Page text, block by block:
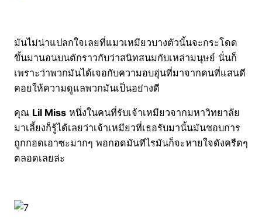
มันไม่น่าแปลกใจเลยที่แมวเหมียวบางตัวนั้นจะกระโดด
ขึ้นมานอนบนตักราวกับว่าสนิทสนมกับเหล่ามนุษย์ นั่นก็
เพราะว่าพวกมันได้เจอกับความอบอุ่นที่มาจากคนที่แสนดี
คอยให้ความดูแลพวกมันเป็นอย่างดี
คุณ Lil Miss หนึ่งในคนที่รับเจ้าเหมียวจากมหาวิทยาลัย
มาเลี้ยงก็รู้ได้เลยว่าเจ้าเหมียวที่เธอรับมานั้นมันชอบการ
ถูกกอดเอาซะมากๆ พอกอดมันทีไรมันก็จะหายใจดังครืดๆ
ตลอดเลยล่ะ